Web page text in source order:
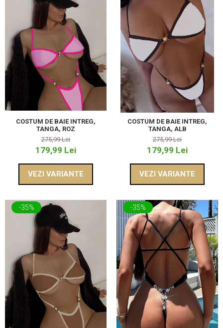
COSTUM DE BAIE INTREG,
TANGA, ROZ
275,99 Lei
179,99 Lei
VEZI VARIANTE
COSTUM DE BAIE INTREG,
TANGA, ALB
275,99 Lei
179,99 Lei
VEZI VARIANTE
-35% -35%